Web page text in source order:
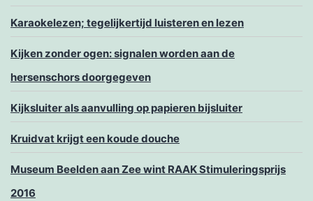
Karaokelezen; tegelijkertijd luisteren en lezen
Kijken zonder ogen: signalen worden aan de
hersenschors doorgegeven
Kijksluiter als aanvulling op papieren bijsluiter
Kruidvat krijgt een koude douche
Museum Beelden aan Zee wint RAAK Stimuleringsprijs
2016